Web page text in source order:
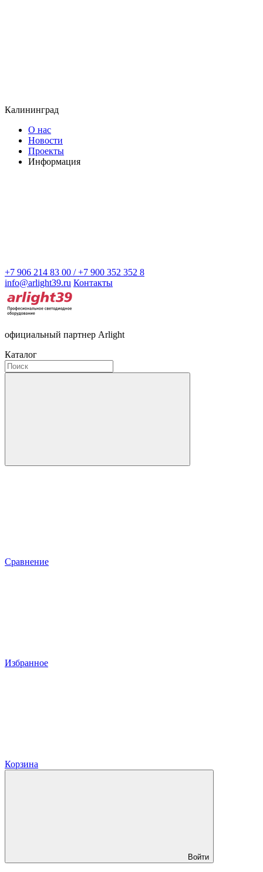
Калининград
О нас
Новости
Проекты
Информация
+7 906 214 83 00 / +7 900 352 352 8
info@arlight39.ru Контакты
официальный партнер Arlight
Каталог
Сравнение
Избранное
Корзина
Войти